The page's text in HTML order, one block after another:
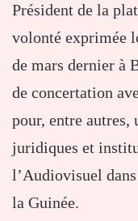
Président de la
volonté exprimée
de mars dernier à
de concertation
pour, entre autres,
juridiques et
l’Audiovisuel
la Guinée.